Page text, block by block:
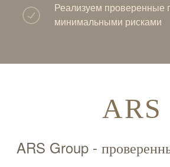
Реализуем проверенные
минимальными рисками
ARS
ARS Group -